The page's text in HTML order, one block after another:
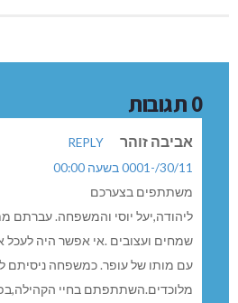
0 תגובות
אביבה זוהר
REPLY
30/11/-0001 בשעה 00:00
משתתפים בצערכם
ליהודה,יעל יוסי והמשפחה. עברתם
שמחים ועצובים .אי אפשר היה
עם מותו של עופר. כמשפחה ניסיתם
מלוכדים.השתתפתם בחיי